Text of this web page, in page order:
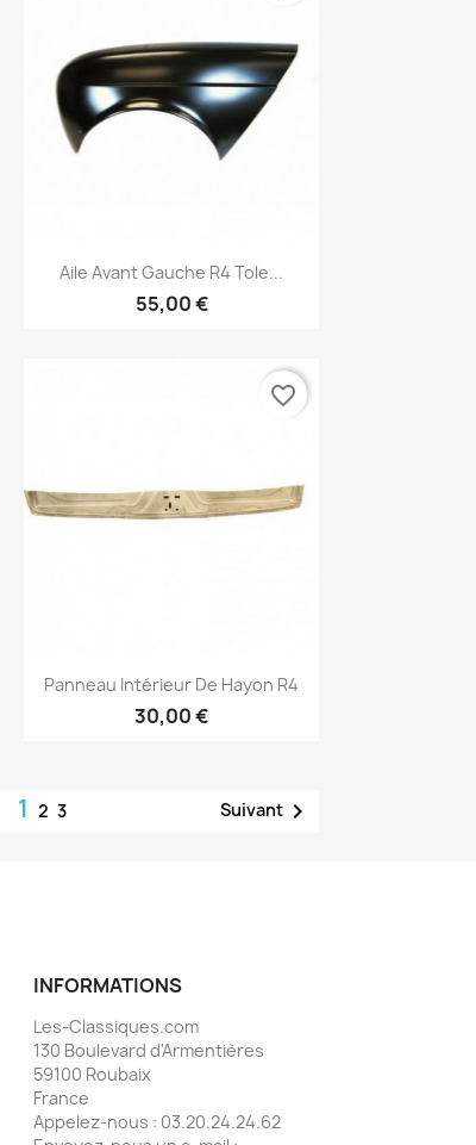
Aperçu rapide
Aile Avant Gauche R4 Tole...
55,00 €
 Aperçu rapide
Panneau Intérieur De Hayon R4
30,00 €
favorite_border
1 2 3 Suivant
INFORMATIONS
Les-Classiques.com
130 Boulevard d'Armentières
59100 Roubaix
France
Appelez-nous : 03.20.24.24.62